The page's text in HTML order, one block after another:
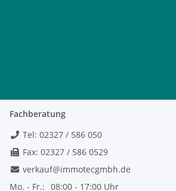
Fachberatung
Tel: 02327 / 586 050
Fax: 02327 / 586 0529
verkauf@immotecgmbh.de
Mo. - Fr.: 08:00 - 17:00 Uhr